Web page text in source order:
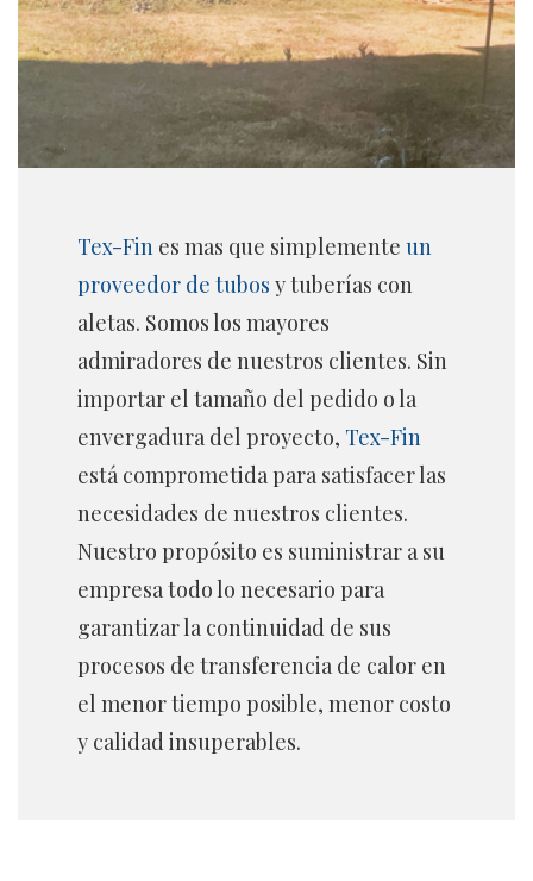
Tex-Fin es mas que simplemente un
proveedor de tubos y tuberías con
aletas. Somos los mayores
admiradores de nuestros clientes. Sin
importar el tamaño del pedido o la
envergadura del proyecto, Tex-Fin
está comprometida para satisfacer las
necesidades de nuestros clientes.
Nuestro propósito es suministrar a su
empresa todo lo necesario para
garantizar la continuidad de sus
procesos de transferencia de calor en
el menor tiempo posible, menor costo
y calidad insuperables.